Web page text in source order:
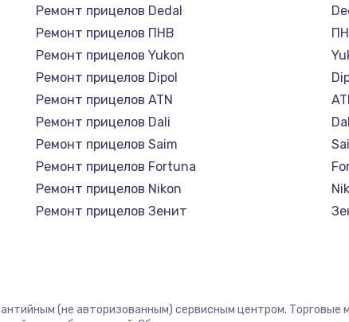
Ремонт прицелов Dedal
Ремонт прицелов ПНВ
Ремонт прицелов Yukon
Ремонт прицелов Dipol
Ремонт прицелов ATN
Ремонт прицелов Dali
Ремонт прицелов Saim
Ремонт прицелов Fortuna
Ремонт прицелов Nikon
Ремонт прицелов Зенит
(не авторизованным) сервисным центром. Торговые